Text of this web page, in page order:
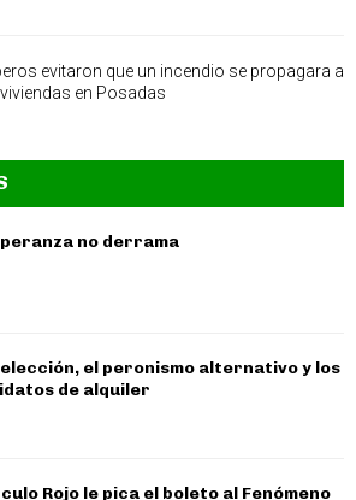
evitaron que un incendio se propagara a
en Posadas
no derrama
el peronismo alternativo y los
de alquiler
Rojo le pica el boleto al Fenómeno